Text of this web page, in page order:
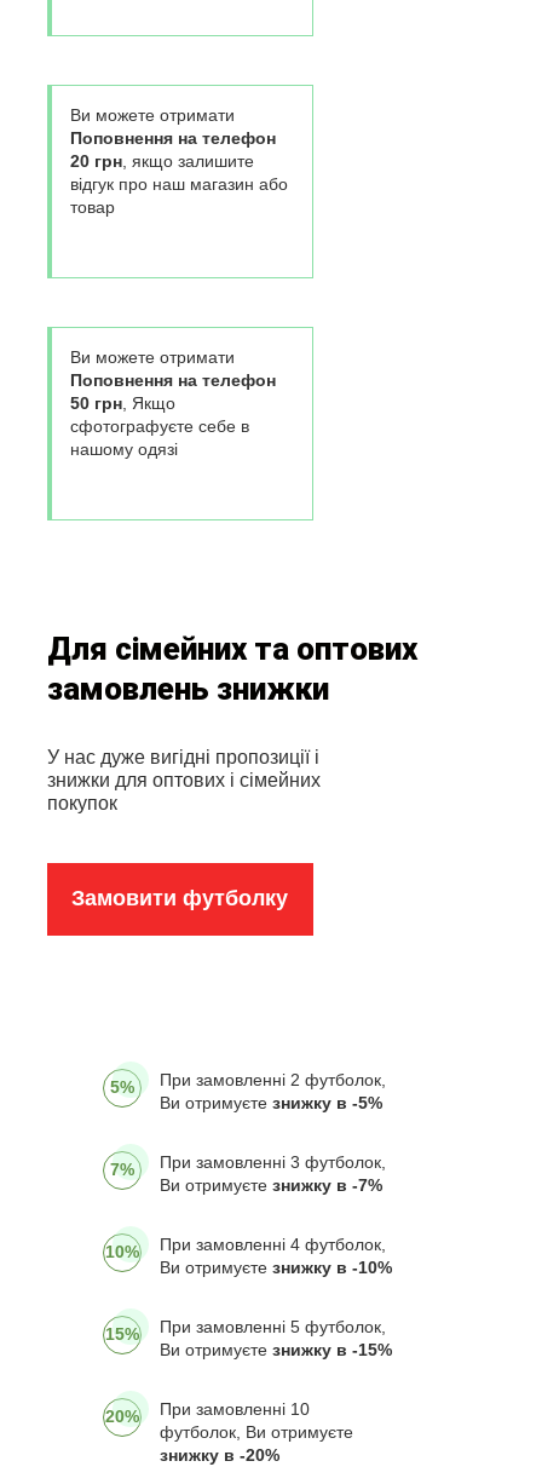
Ви можете отримати
Поповнення на телефон
20 грн, якщо залишите
відгук про наш магазин або
товар
Ви можете отримати
Поповнення на телефон
50 грн, Якщо
сфотографуєте себе в
нашому одязі
Для сімейних та оптових
замовлень знижки
У нас дуже вигідні пропозиції і
знижки для оптових і сімейних
покупок
Замовити футболку
5%
При замовленні 2 футболок,
Ви отримуєте знижку в -5%
7%
При замовленні 3 футболок,
Ви отримуєте знижку в -7%
10%
При замовленні 4 футболок,
Ви отримуєте знижку в -10%
15%
При замовленні 5 футболок,
Ви отримуєте знижку в -15%
20%
При замовленні 10
футболок, Ви отримуєте
знижку в -20%